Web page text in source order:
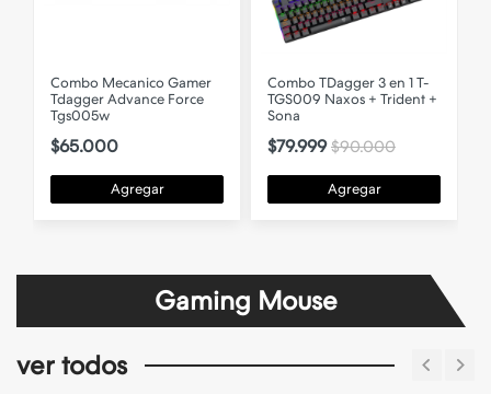
Combo Mecanico Gamer
Tdagger Advance Force
Tgs005w
$65.000
Agregar
Combo TDagger 3 en 1 T-
TGS009 Naxos + Trident +
Sona
$79.999 $90.000
Agregar
Gaming Mouse
ver todos